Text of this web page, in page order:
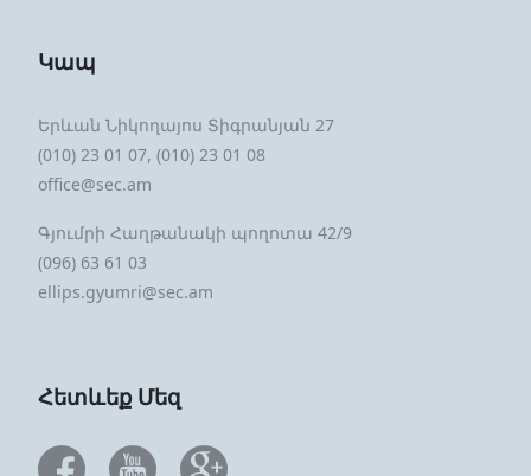
Կապ
Երևան Նիկողայոս Տիգրանյան 27
(010) 23 01 07, (010) 23 01 08
office@sec.am
Գյումրի Հաղթանակի պողոտա 42/9
(096) 63 61 03
ellips.gyumri@sec.am
Հետևեք Մեզ